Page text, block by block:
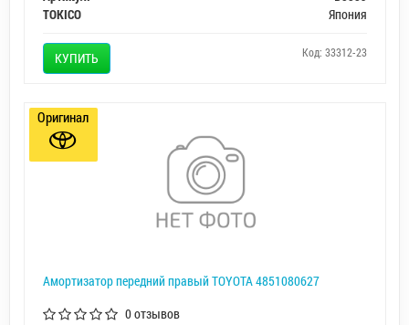
TOKICO
Япония
КУПИТЬ Код: 33312-23
Амортизатор передний правый TOYOTA 4851080627
0 отзывов
Оригинал